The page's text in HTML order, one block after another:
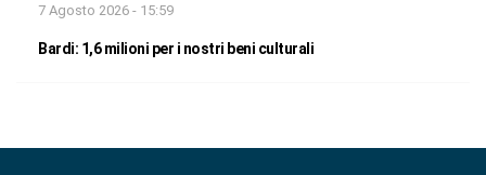
7 Agosto 2026 - 15:59
Bardi: 1,6 milioni per i nostri beni culturali